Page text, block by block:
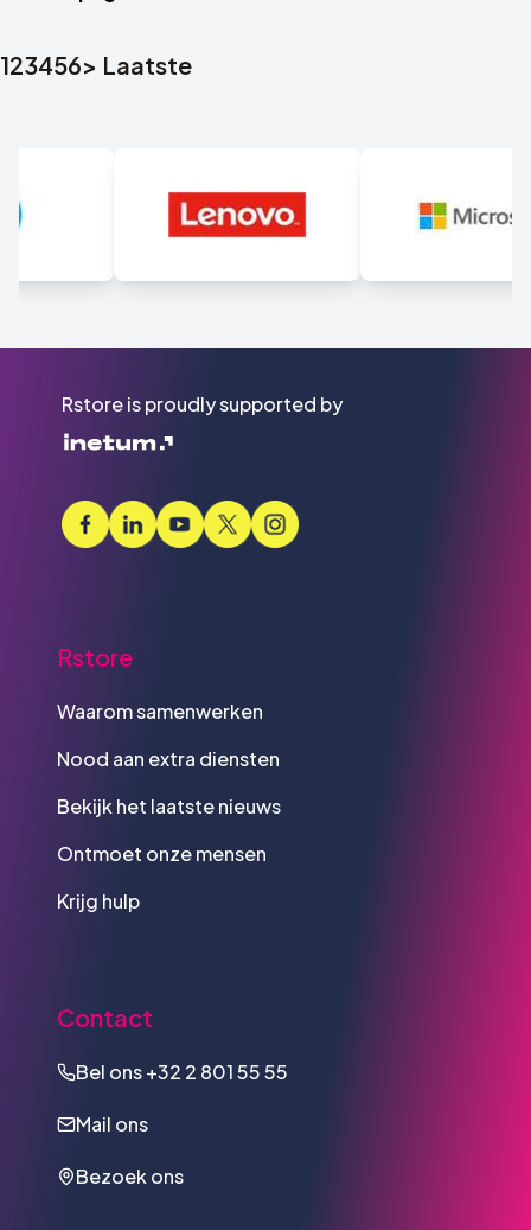
123456> Laatste
Rstore is proudly supported by
Rstore
Waarom samenwerken
Nood aan extra diensten
Bekijk het laatste nieuws
Ontmoet onze mensen
Krijg hulp
Contact
Bel ons+32 2 801 55 55
Mail ons
Bezoek ons